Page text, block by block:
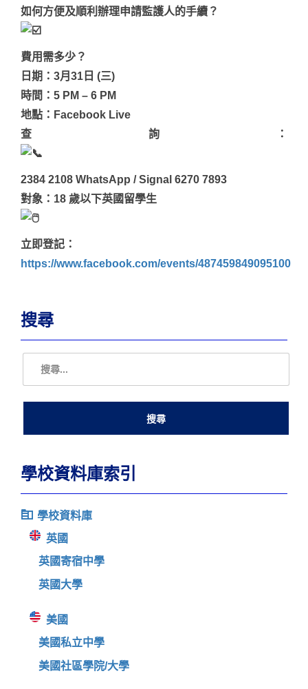
如何方便及順利辦理申請監護人的手續？
費用需多少？
日期：3月31日 (三)
時間：5 PM – 6 PM
地點：Facebook Live
查詢：
2384 2108 WhatsApp / Signal 6270 7893
對象：18 歲以下英國留學生
立即登記：
https://www.facebook.com/events/487459849095100
搜尋
學校資料庫索引
學校資料庫
英國
英國寄宿中學
英國大學
美國
美國私立中學
美國社區學院/大學